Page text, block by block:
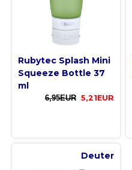
Rubytec Splash Mini
Squeeze Bottle 37
ml
6,95EUR 5,21EUR
Deuter